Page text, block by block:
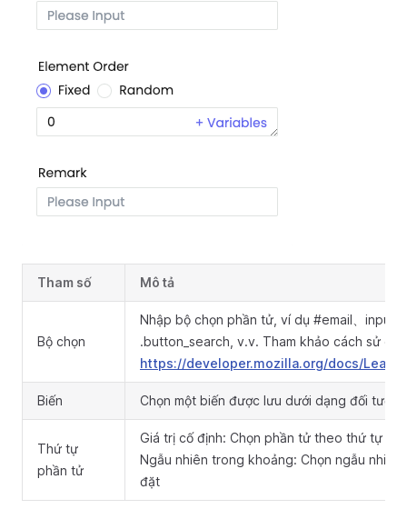
Tham số Mô tả
Bộ chọn
Nhập bộ chọn phần tử, ví dụ #email、
.button_search, v.v. Tham khảo cách sử
https://developer.mozilla.org/docs/Learn/
Biến Chọn một biến được lưu dưới dạng đối tượng
Thứ tự
phần tử
Giá trị cố định: Chọn phần tử theo thứ tự cố
Ngẫu nhiên trong khoảng: Chọn ngẫu
đặt